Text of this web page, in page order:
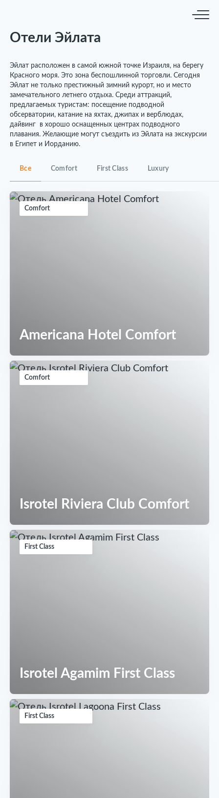
Отели Эйлата
Эйлат расположен в самой южной точке Израиля, на берегу
Красного моря. Это зона беспошлинной торговли. Сегодня
Эйлат не только престижный зимний курорт, но и место
замечательного летнего отдыха. Среди аттракций,
предлагаемых туристам: посещение подводной
обсерватории, катание на яхтах, джипах и верблюдах,
дайвинг в хорошо оснащенных центрах подводного
плавания. Желающие могут съездить из Эйлата на экскурсии
в Египет и Иорданию.
Все Comfort First Class Luxury
Comfort
Americana Hotel Comfort
Comfort
Isrotel Riviera Club Comfort
First Class
Isrotel Agamim First Class
First Class